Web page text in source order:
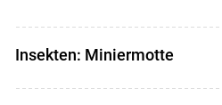
Insekten: Miniermotte